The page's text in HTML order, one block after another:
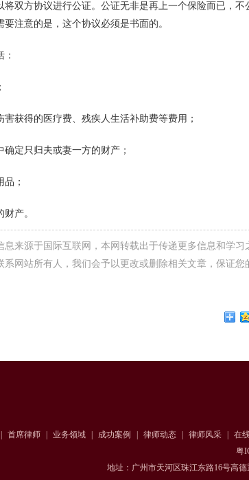
方协议进行公证。公证无非是再上一个保险而已，不
注意的是，这个协议必须是书面的。
得的医疗费、残疾人生活补助费等费用；
定只归夫或妻一方的财产；
；
产。
息来源于国际互联网，本网转载出于传递更多信息和学习
网站所有人，我们会予以更改或删除相关文章，保证您
首席律师 业务领域 成功案例 律师动态 律师风采 在
粤
地址：广州市天河区珠江东路16号高